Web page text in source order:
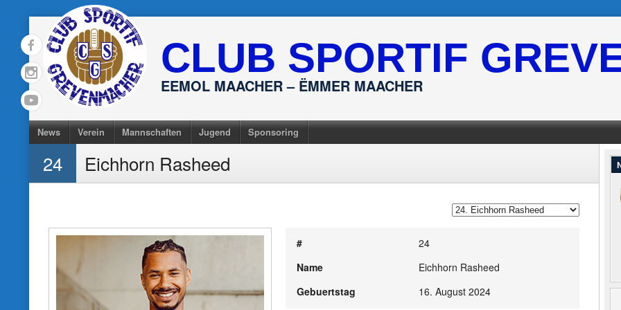
to
content
CLUB SPORTIF
EEMOL MAACHER – ËMMER MAACHER
News Verein Mannschaften Jugend Sponsoring
24 Eichhorn Rasheed
#
24
Name
Eichhorn Rasheed
Gebuertstag
16. August 2024